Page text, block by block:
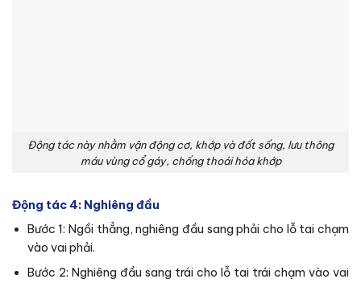
Động tác này nhằm vận động cơ, khớp và đốt sống, lưu thông
máu vùng cổ gáy, chống thoái hóa khớp
Động tác 4: Nghiêng đầu
Bước 1: Ngồi thẳng, nghiêng đầu sang phải cho lỗ tai chạm
vào vai phải.
Bước 2: Nghiêng đầu sang trái cho lỗ tai trái chạm vào vai